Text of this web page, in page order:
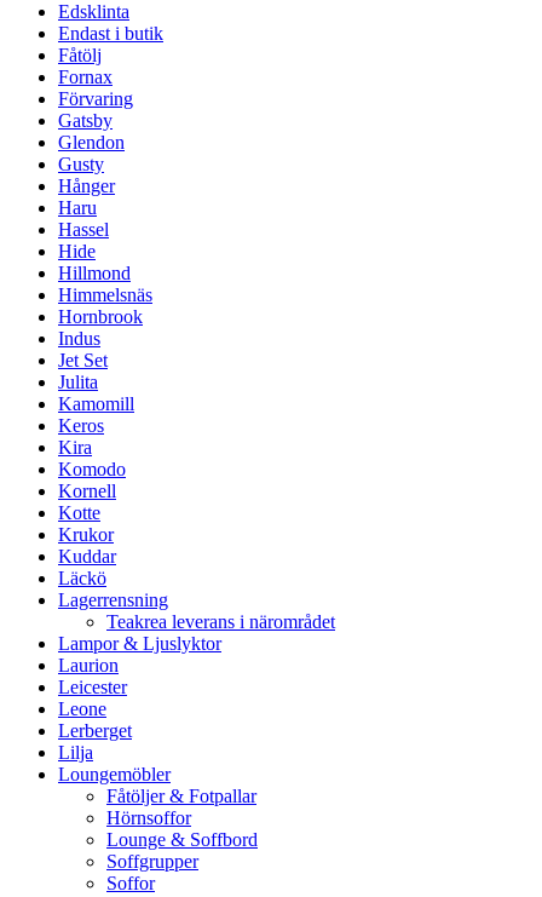
Edsklinta
Endast i butik
Fåtölj
Fornax
Förvaring
Gatsby
Glendon
Gusty
Hånger
Haru
Hassel
Hide
Hillmond
Himmelsnäs
Hornbrook
Indus
Jet Set
Julita
Kamomill
Keros
Kira
Komodo
Kornell
Kotte
Krukor
Kuddar
Läckö
Lagerrensning
Teakrea leverans i närområdet
Lampor & Ljuslyktor
Laurion
Leicester
Leone
Lerberget
Lilja
Loungemöbler
Fåtöljer & Fotpallar
Hörnsoffor
Lounge & Soffbord
Soffgrupper
Soffor